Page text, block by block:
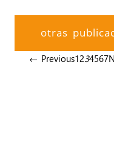
otras
← Previous1234567